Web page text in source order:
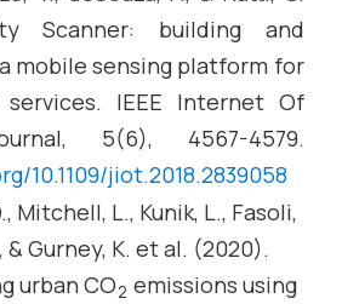
Scanner: building and
mobile sensing platform for
IEEE Internet Of
5(6), 4567-4579.
10.1109/jiot.2018.2839058
Mitchell, L., Kunik, L., Fasoli,
& Gurney, K. et al. (2020).
urban CO2 emissions using